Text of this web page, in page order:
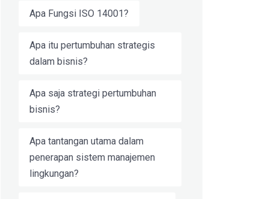
Apa Fungsi ISO 14001?
Apa itu pertumbuhan strategis
dalam bisnis?
Apa saja strategi pertumbuhan
bisnis?
Apa tantangan utama dalam
penerapan sistem manajemen
lingkungan?